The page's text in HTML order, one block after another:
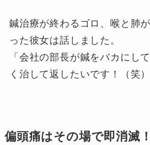
鍼治療が終わるゴロ、喉と肺
った彼女は話しました。
「会社の部長が鍼をバカにし
く治して返したいです！（笑）
偏頭痛はその場で即消滅